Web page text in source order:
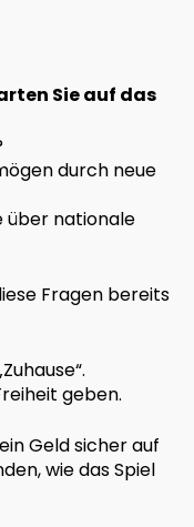
Sie auf das
durch neue
über nationale
Fragen bereits
geben.
Geld sicher auf
wie das Spiel